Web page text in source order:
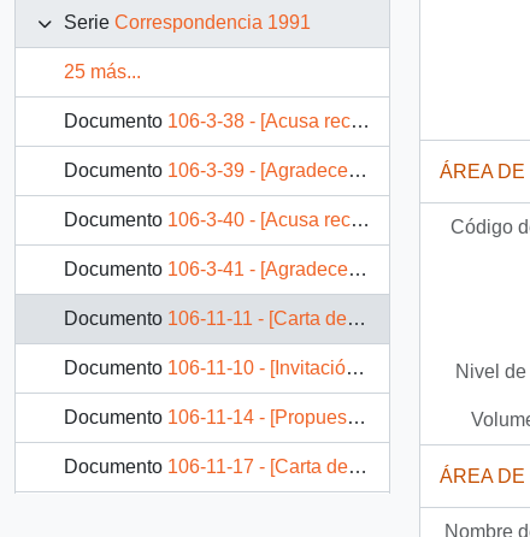
Serie Correspondencia 1991
25 más...
Documento 106-3-38 - [Acusa recibo de carta, recibida por la Comisión Chilena de Derechos Humanos, donde adjunta un texto elaborado por dicha Comisión para S.E. el Presidente de la República]
Documento 106-3-39 - [Agradece el envío de un ejemplar de la Guía del Cuerpo Diplomático y de los Organismos Internacionales , actualizada al año 1991]
Documento 106-3-40 - [Acusa recibo de carta con fecha 27 de Mayo, dirigida a S.E. el Presidente de la República, donde le informa sobre la Colecta Anual de la Liga Chilena contra la Epilepsia]
Documento 106-3-41 - [Agradece el envío del libro Maluco]
Documento 106-11-11 - [Carta de gratitud]
Documento 106-11-10 - [Invitación de inauguración al presidente]
Documento 106-11-14 - [Propuestas de gobierno]
Documento 106-11-17 - [Carta de agradecimiento]
ÁREA DE
Código
Nivel
ÁREA
Nombre